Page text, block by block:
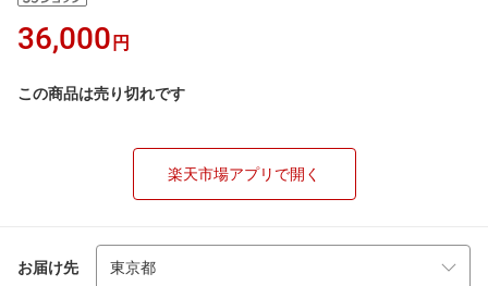
36,000 円
この商品は売り切れです
楽天市場アプリで開く
お届け先